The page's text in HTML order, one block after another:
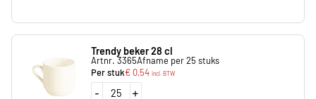
Trendy beker 28 cl
Artnr. 3365Afname per 25 stuks
Per stuk€ 0,54 incl. BTW
- +